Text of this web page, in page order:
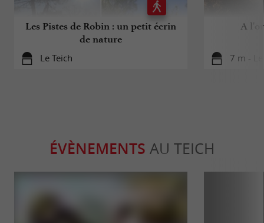
Les Pistes de Robin : un petit écrin
de nature
Le Teich
A
7 m -
ÉVÈNEMENTS AU TEICH